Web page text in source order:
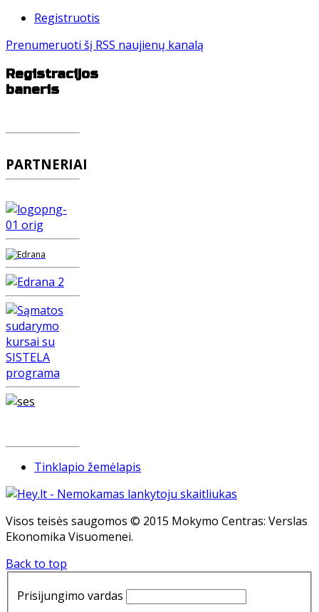
Registruotis
Prenumeruoti šį RSS naujienų kanalą
Registracijos
baneris
PARTNERIAI
Tinklapio žemėlapis
Visos teisės saugomos © 2015 Mokymo Centras: Verslas
Ekonomika Visuomenei.
Back to top
Prisijungimo vardas